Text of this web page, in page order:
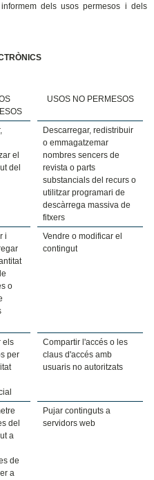
dels usos permesos i dels
USOS NO PERMESOS
el
del
Descarregar, redistribuir
o emmagatzemar
nombres sencers de
revista o parts
substancials del recurs o
utilitzar programari de
descàrrega massiva de
fitxers
i
o
Vendre o modificar el
contingut
els
per
Compartir l'accés o les
claus d'accés amb
usuaris no autoritzats
del
a
de
a
Pujar continguts a
servidors web